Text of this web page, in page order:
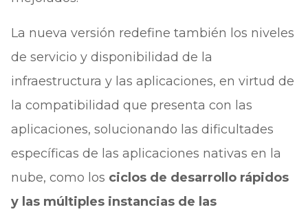
La nueva versión redefine también los niveles
de servicio y disponibilidad de la
infraestructura y las aplicaciones, en virtud de
la compatibilidad que presenta con las
aplicaciones, solucionando las dificultades
específicas de las aplicaciones nativas en la
nube, como los ciclos de desarrollo rápidos
y las múltiples instancias de las